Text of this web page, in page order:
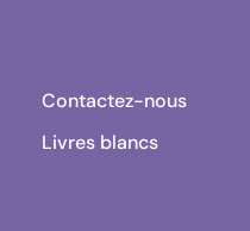
Contactez-nous
Livres blancs